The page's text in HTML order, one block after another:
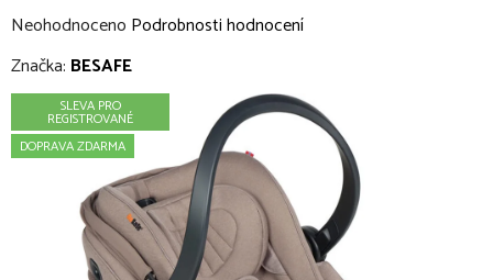
Průměrné
hodnocení
0,0
hvězdiček.
Neohodnoceno Podrobnosti hodnocení
Značka: BESAFE
SLEVA PRO
REGISTROVANÉ
DOPRAVA ZDARMA